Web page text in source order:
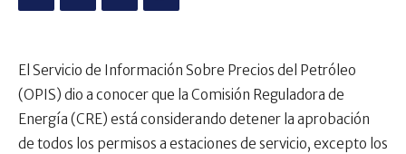
El Servicio de Información Sobre Precios del Petróleo
(OPIS) dio a conocer que la Comisión Reguladora de
Energía (CRE) está considerando detener la aprobación
de todos los permisos a estaciones de servicio, excepto los